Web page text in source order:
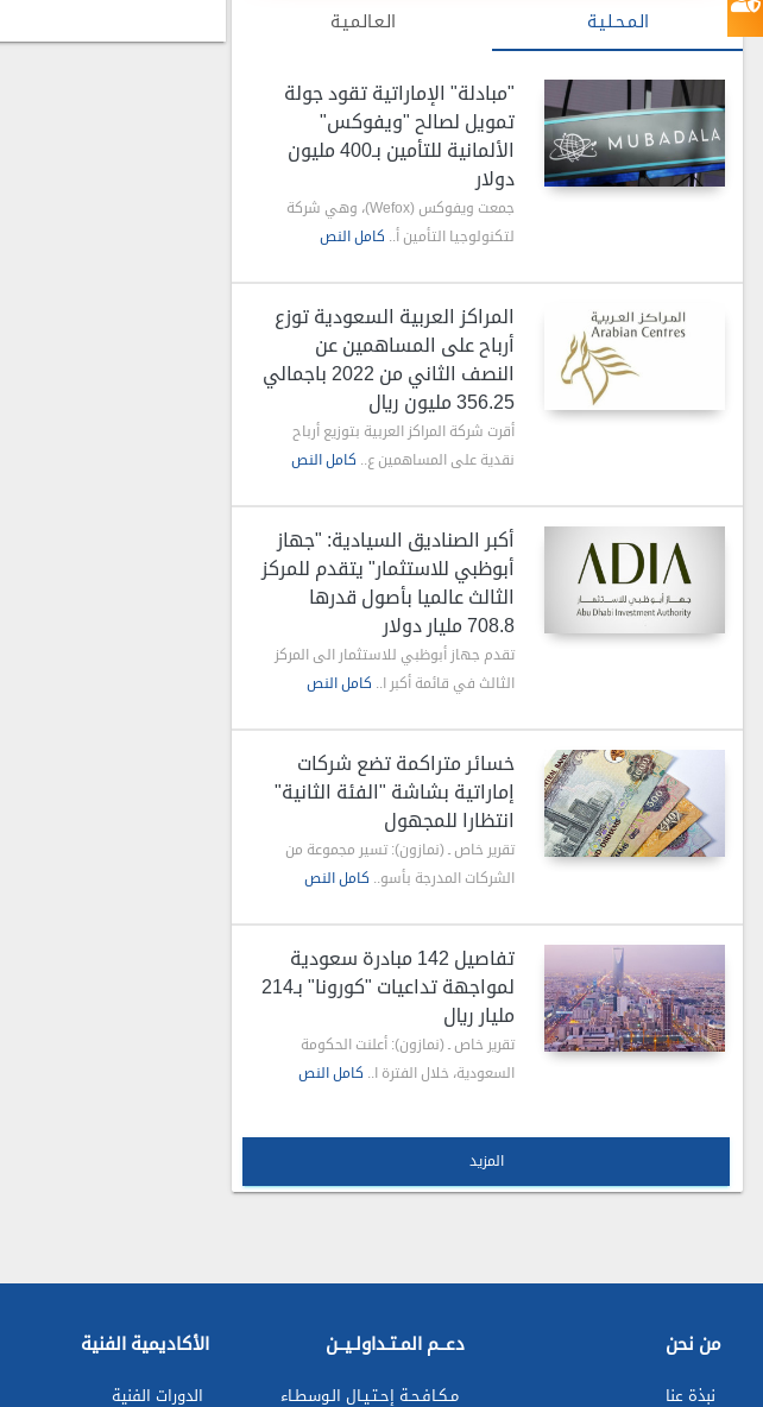
الـمـحـلـيـة الـعـالـمـيـة
"مبادلة" الإماراتية تقود جولة
تمويل لصالح "ويفوكس"
الألمانية للتأمين بـ400 مليون
دولار
جمعت ويفوكس (Wefox)، وهي شركة
لتكنولوجيا التأمين أ.. كامل النص
المراكز العربية السعودية توزع
أرباح على المساهمين عن
النصف الثاني من 2022 باجمالي
356.25 مليون ريال
أقرت شركة المراكز العربية بتوزيع أرباح
نقدية على المساهمين ع.. كامل النص
أكبر الصناديق السيادية: "جهاز
أبوظبي للاستثمار" يتقدم للمركز
الثالث عالميا بأصول قدرها
708.8 مليار دولار
تقدم جهاز أبوظبي للاستثمار الى المركز
الثالث في قائمة أكبر ا.. كامل النص
خسائر متراكمة تضع شركات
إماراتية بشاشة "الفئة الثانية"
انتظارا للمجهول
تقرير خاص ـ (نمازون): تسير مجموعة من
الشركات المدرجة بأسو.. كامل النص
تفاصيل 142 مبادرة سعودية
لمواجهة تداعيات "كورونا" بـ214
مليار ريال
تقرير خاص ـ (نمازون): أعلنت الحكومة
السعودية، خلال الفترة ا.. كامل النص
المزيد
من نحن
نبذة عنا
دعــم المـتـداولـيــن
مـكـافـحـة إحـتـيـال الـوسطـاء
الأكاديمية الفنية
الدورات الفنية